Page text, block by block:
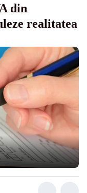
din
realitatea